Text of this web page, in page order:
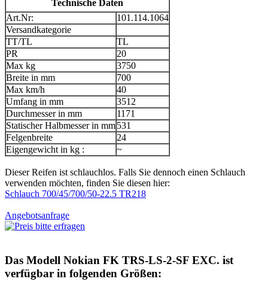
Technische Daten
Art.Nr:
101.114.1064
Versandkategorie
TT/TL
TL
PR
20
Max kg
3750
Breite in mm
700
Max km/h
40
Umfang in mm
3512
Durchmesser in mm
1171
Statischer Halbmesser in mm531
Felgenbreite
24
Eigengewicht in kg :
~
Dieser Reifen ist schlauchlos. Falls Sie dennoch einen Schlauch
verwenden möchten, finden Sie diesen hier:
Schlauch 700/45/700/50-22.5 TR218
Angebotsanfrage
Das Modell Nokian FK TRS-LS-2-SF EXC. ist
verfügbar in folgenden Größen: